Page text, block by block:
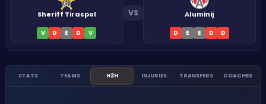
Sheriff Tiraspol
V D E D V
VS Aluminij
D E E D D
STATS TEAMS H2H INJURIES TRANSFERS COACHES